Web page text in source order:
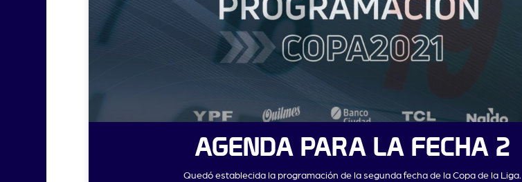
AGENDA PARA LA FECHA 2
Quedó establecida la programación de la segunda fecha de la Copa de la Liga.